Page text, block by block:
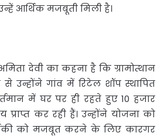
आर्थिक मजबूती मिली है।
देवी का कहना है कि ग्रामोत्थान
उन्होंने गांव में रिटेल शॉप स्थापित
में घर पर ही रहते हुए 10 हजार
प्राप्त कर रही हैं। उन्होंने योजना को
को मजबूत करने के लिए कारगर